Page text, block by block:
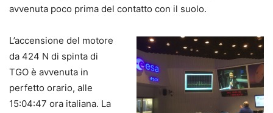
avvenuta poco prima del contatto con il suolo.
L’accensione del motore
da 424 N di spinta di
TGO è avvenuta in
perfetto orario, alle
15:04:47 ora italiana. La